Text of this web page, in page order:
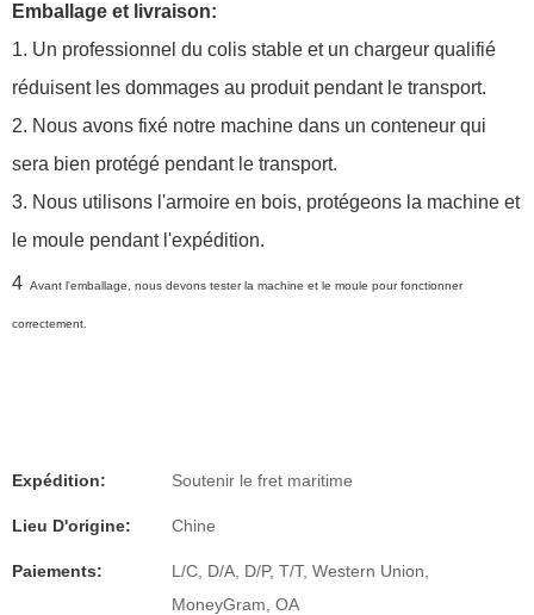
Emballage et livraison:
1. Un professionnel du colis stable et un chargeur qualifié
réduisent les dommages au produit pendant le transport.
2. Nous avons fixé notre machine dans un conteneur qui
sera bien protégé pendant le transport.
3. Nous utilisons l'armoire en bois, protégeons la machine et
le moule pendant l'expédition.
4 Avant l'emballage, nous devons tester la machine et le moule pour fonctionner
correctement.
Expédition: Soutenir le fret maritime
Lieu D'origine: Chine
Paiements:
L/C, D/A, D/P, T/T, Western Union,
MoneyGram, OA